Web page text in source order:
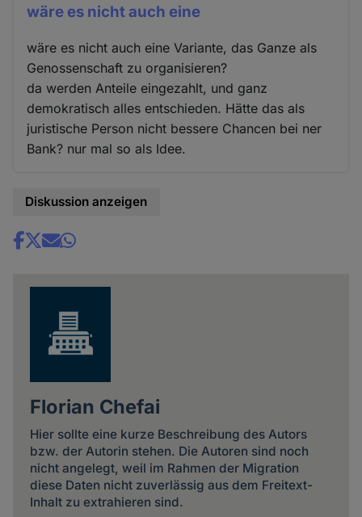
wäre es nicht auch eine
wäre es nicht auch eine Variante, das Ganze als
Genossenschaft zu organisieren?
da werden Anteile eingezahlt, und ganz
demokratisch alles entschieden. Hätte das als
juristische Person nicht bessere Chancen bei ner
Bank? nur mal so als Idee.
Diskussion anzeigen
Share
Florian Chefai
Hier sollte eine kurze Beschreibung des Autors
bzw. der Autorin stehen. Die Autoren sind noch
nicht angelegt, weil im Rahmen der Migration
diese Daten nicht zuverlässig aus dem Freitext-
Inhalt zu extrahieren sind.